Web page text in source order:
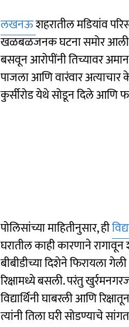
लखनऊशहरातील मडियांव
खळबळजनक घटना समोर आली आहे.
बसवून आरोपींनी तिच्यावर
पाजला आणि वारंवार
कुर्सीरोड येथे सोडून दिले आणि
पोलिसांच्या माहितीनुसार, ही
घरातील काही कारणाने
बीबीडीच्या दिशेने फिरायला
रिक्षामध्ये बसली. परंतु
विद्यार्थिनी घाबरली आणि
त्यांनी तिला घरी सोडण्याचे